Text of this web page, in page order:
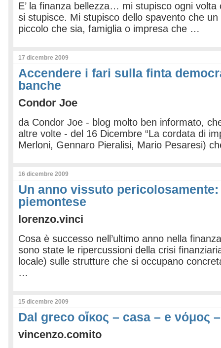
E’ la finanza bellezza… mi stupisco ogni volta
si stupisce. Mi stupisco dello spavento che
piccolo che sia, famiglia o impresa che …
17 dicembre 2009
Accendere i fari sulla finta
banche
Condor Joe
da Condor Joe - blog molto ben informato,
altre volte - del 16 Dicembre “La cordata di
Merloni, Gennaro Pieralisi, Mario Pesaresi)
16 dicembre 2009
Un anno vissuto
piemontese
lorenzo.vinci
Cosa è successo nell’ultimo anno nella
sono state le ripercussioni della crisi
locale) sulle strutture che si occupano
…
15 dicembre 2009
Dal greco οἴκος – casa – e νόμος
vincenzo.comito